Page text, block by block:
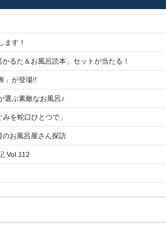
ます！
るた＆お風呂読本」セットが当たる！
」が登場!!
選ぶ素敵なお風呂♪
を蛇口ひとつで」
のお風呂屋さん探訪
Vol.112